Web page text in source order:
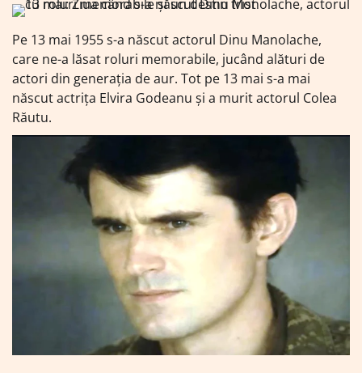
Pe 13 mai 1955 s-a născut actorul Dinu Manolache,
care ne-a lăsat roluri memorabile, jucând alături de
actori din generaţia de aur. Tot pe 13 mai s-a mai
născut actrița Elvira Godeanu și a murit actorul Colea
Răutu.